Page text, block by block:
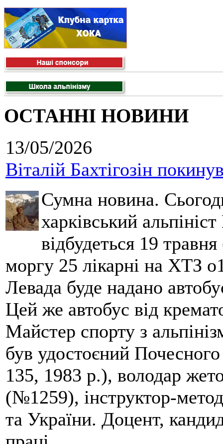
ОСТАННІ НОВИНИ
13/05/2026
Віталій Бахтігозін
Сумна новина.
харківський
відбудеться 19
моргу 25 лікарні на ХТЗ
Левада буде надано
Цей же автобус від
Майстер спорту з
був удостоєний
135, 1983 р.), володар
(№1259), інструктор-
та України. Доцент,